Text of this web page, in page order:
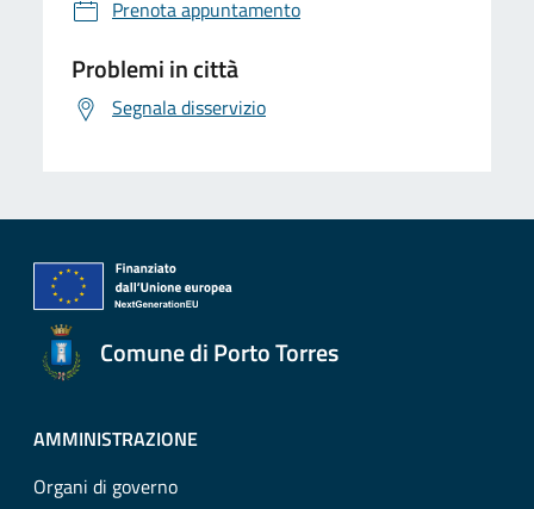
Prenota appuntamento
Problemi in città
Segnala disservizio
Comune di Porto Torres
AMMINISTRAZIONE
Organi di governo